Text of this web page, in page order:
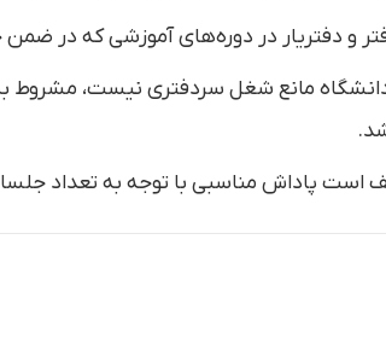
در دانشگاه مانع شغل سردفتری نیست،